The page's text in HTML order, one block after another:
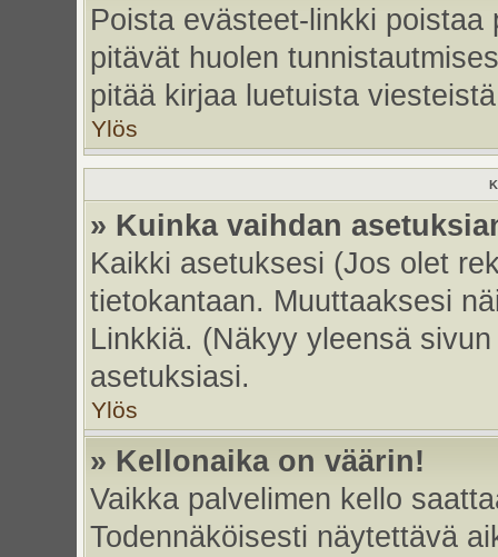
Poista evästeet-linkki
pitävät huolen
pitää kirjaa luetuista
Ylös
» Kuinka vaihdan
Kaikki asetuksesi (Jos olet
tietokantaan. Muuttaaksesi
Linkkiä. (Näkyy yleensä
asetuksiasi.
Ylös
» Kellonaika on väärin!
Vaikka palvelimen kello
Todennäköisesti näytettävä